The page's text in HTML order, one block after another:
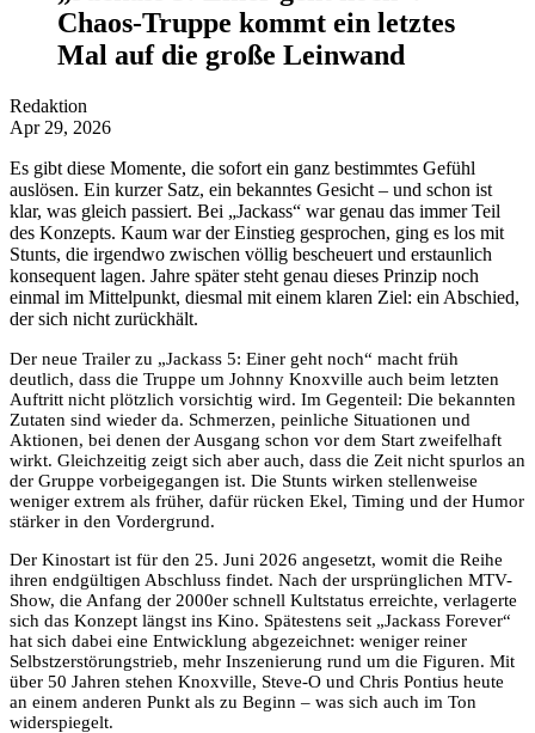
Chaos-Truppe kommt ein letztes
Mal auf die große Leinwand
Redaktion
Apr 29, 2026
Es gibt diese Momente, die sofort ein ganz bestimmtes Gefühl
auslösen. Ein kurzer Satz, ein bekanntes Gesicht – und schon ist
klar, was gleich passiert. Bei „Jackass“ war genau das immer Teil
des Konzepts. Kaum war der Einstieg gesprochen, ging es los mit
Stunts, die irgendwo zwischen völlig bescheuert und erstaunlich
konsequent lagen. Jahre später steht genau dieses Prinzip noch
einmal im Mittelpunkt, diesmal mit einem klaren Ziel: ein Abschied,
der sich nicht zurückhält.
Der neue Trailer zu „Jackass 5: Einer geht noch“ macht früh
deutlich, dass die Truppe um Johnny Knoxville auch beim letzten
Auftritt nicht plötzlich vorsichtig wird. Im Gegenteil: Die bekannten
Zutaten sind wieder da. Schmerzen, peinliche Situationen und
Aktionen, bei denen der Ausgang schon vor dem Start zweifelhaft
wirkt. Gleichzeitig zeigt sich aber auch, dass die Zeit nicht spurlos an
der Gruppe vorbeigegangen ist. Die Stunts wirken stellenweise
weniger extrem als früher, dafür rücken Ekel, Timing und der Humor
stärker in den Vordergrund.
Der Kinostart ist für den 25. Juni 2026 angesetzt, womit die Reihe
ihren endgültigen Abschluss findet. Nach der ursprünglichen MTV-
Show, die Anfang der 2000er schnell Kultstatus erreichte, verlagerte
sich das Konzept längst ins Kino. Spätestens seit „Jackass Forever“
hat sich dabei eine Entwicklung abgezeichnet: weniger reiner
Selbstzerstörungstrieb, mehr Inszenierung rund um die Figuren. Mit
über 50 Jahren stehen Knoxville, Steve-O und Chris Pontius heute
an einem anderen Punkt als zu Beginn – was sich auch im Ton
widerspiegelt.